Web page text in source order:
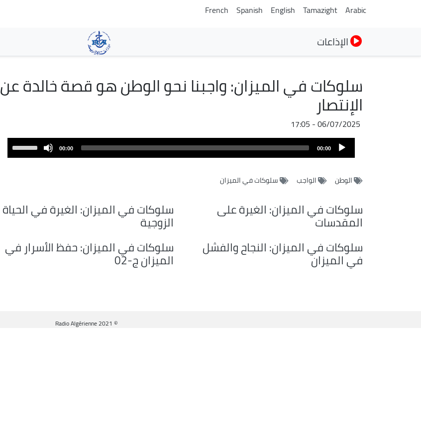
Arabic
Tamazight
English
Spanish
French
الإذاعات
سلوكات في الميزان: واجبنا نحو الوطن هو قصة خالدة عن
الإنتصار
06/07/2025 - 17:05
Audio
Player
00:00
00:00
or
الوطن الواجب سلوكات في الميزان
سلوكات في الميزان: الغيرة على
المقدسات
سلوكات في الميزان: الغيرة في الحياة
الزوجية
سلوكات في الميزان: النجاح والفشل
في الميزان
سلوكات في الميزان: حفظ الأسرار في
الميزان ج-02
© Radio Algérienne 2021